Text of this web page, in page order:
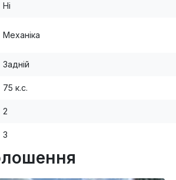
Ні
Механіка
Задній
75 к.с.
2
3